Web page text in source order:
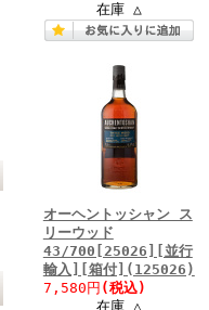
在庫 △
オーヘントッシャン ス
リーウッド
43/700[25026][並行
輸入][箱付](125026)
7,580円 (税込)
在庫 △